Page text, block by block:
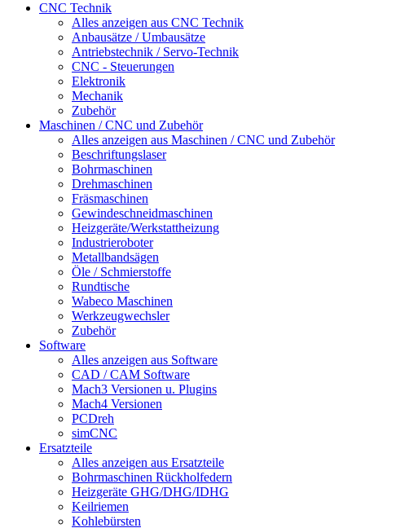
CNC Technik
Alles anzeigen aus CNC Technik
Anbausätze / Umbausätze
Antriebstechnik / Servo-Technik
CNC - Steuerungen
Elektronik
Mechanik
Zubehör
Maschinen / CNC und Zubehör
Alles anzeigen aus Maschinen / CNC und Zubehör
Beschriftungslaser
Bohrmaschinen
Drehmaschinen
Fräsmaschinen
Gewindeschneidmaschinen
Heizgeräte/Werkstattheizung
Industrieroboter
Metallbandsägen
Öle / Schmierstoffe
Rundtische
Wabeco Maschinen
Werkzeugwechsler
Zubehör
Software
Alles anzeigen aus Software
CAD / CAM Software
Mach3 Versionen u. Plugins
Mach4 Versionen
PCDreh
simCNC
Ersatzteile
Alles anzeigen aus Ersatzteile
Bohrmaschinen Rückholfedern
Heizgeräte GHG/DHG/IDHG
Keilriemen
Kohlebürsten